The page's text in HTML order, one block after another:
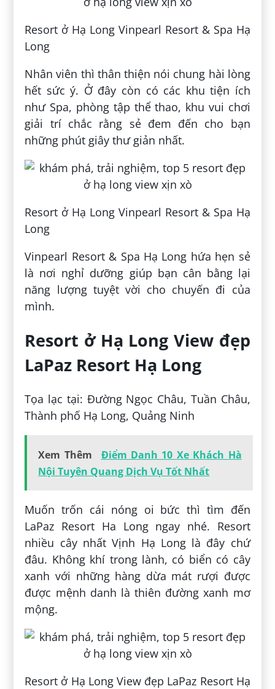
Resort ở Hạ Long Vinpearl Resort & Spa Hạ
Long
Nhân viên thì thân thiện nói chung hài lòng
hết sức ý. Ở đây còn có các khu tiện ích
như Spa, phòng tập thể thao, khu vui chơi
giải trí chắc rằng sẻ đem đến cho bạn
những phút giây thư giản nhất.
Resort ở Hạ Long Vinpearl Resort & Spa Hạ
Long
Vinpearl Resort & Spa Hạ Long hứa hẹn sẻ
là nơi nghỉ dưỡng giúp bạn cân bằng lại
năng lượng tuyệt vời cho chuyến đi của
mình.
Resort ở Hạ Long View đẹp
LaPaz Resort Hạ Long
Tọa lạc tại: Đường Ngọc Châu, Tuần Châu,
Thành phố Hạ Long, Quảng Ninh
Xem Thêm
Điểm Danh 10 Xe Khách Hà
Nội Tuyên Quang Dịch Vụ Tốt Nhất
Muốn trốn cái nóng oi bức thì tìm đến
LaPaz Resort Ha Long ngay nhé. Resort
nhiều cây nhất Vịnh Hạ Long là đây chứ
đâu. Không khí trong lành, có biển có cây
xanh với những hàng dừa mát rượi được
được mệnh danh là thiên đường xanh mơ
mộng.
Resort ở Hạ Long View đẹp LaPaz Resort Hạ